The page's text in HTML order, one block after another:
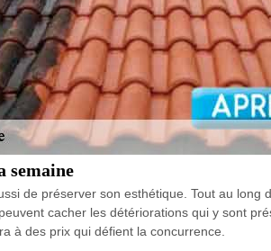
semaine
de préserver son esthétique. Tout au long
cacher les détériorations qui y sont
à des prix qui défient la concurrence.